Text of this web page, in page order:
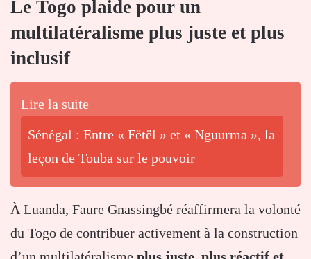
Le Togo plaide pour un
multilatéralisme plus juste et plus
inclusif
Lire la suite
Sénégal : Entre « Fëtël » et « Nguurma », la
leçon de Touba sur le pouvoir
À Luanda, Faure Gnassingbé réaffirmera la volonté
du Togo de contribuer activement à la construction